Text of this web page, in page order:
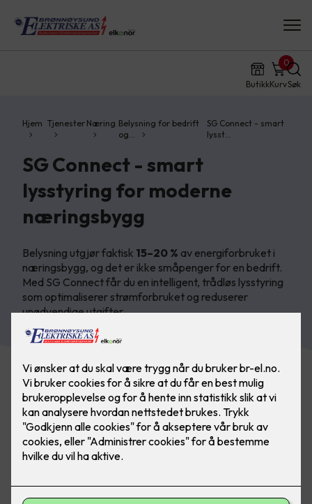
ButikkKurv
0
Søk
Hjem Tjenester Næring Belysning for bedrift
og…
SG Connect - smart
lysst…
SG Connect - smart
lysstyring for moderne
næringsbygg
Belysning utgjør faktisk 15–20 % av energiforbruket i
næringsbygg, og det er ikke småpenger for en bedrift.
Med SG Connect får du en intelligent, trådløs lysstyring
som optimaliserer strømforbruket og reduserer
unødvendige utgifter.